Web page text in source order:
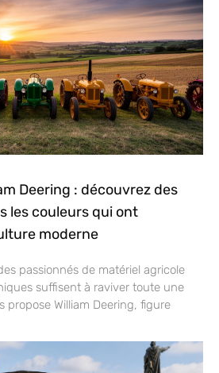
Deering : découvrez des
les couleurs qui ont
moderne
passionnés de matériel agricole
suffisent à raviver toute une
propose William Deering, figure